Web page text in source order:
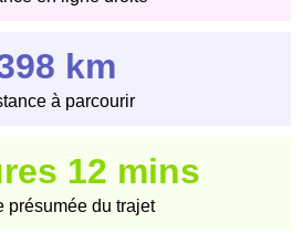
km
à parcourir
12 mins
présumée du trajet